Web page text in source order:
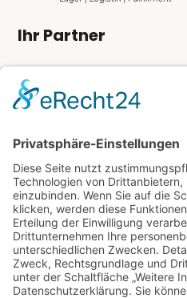
Ihr Partner
Angebot anfordern
Kundenlogin
Kontakt
Tel.:0 33 43 8 / 36 97 0 – 0
Fax: 0 33 43 8 / 36 97 0 – 9
info@runge-lager-logistik.de
Rechtliches